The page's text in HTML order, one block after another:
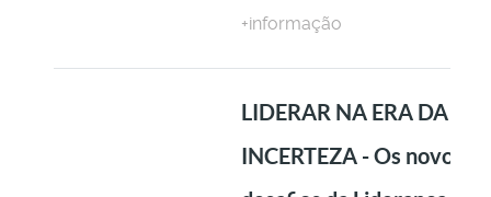
+informação
LIDERAR NA ERA DA
INCERTEZA - Os novos